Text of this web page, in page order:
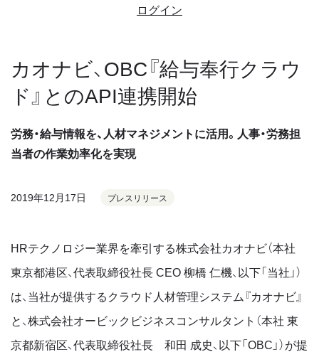
ログイン
カオナビ、OBC『給与奉行クラウ
ド』とのAPI連携開始
労務・給与情報を、人材マネジメントに活用。人事・労務担
当者の作業効率化を実現
2019年12月17日 プレスリリース
HRテクノロジー業界を牽引する株式会社カオナビ（本社
東京都港区、代表取締役社長 CEO 柳橋 仁機、以下「当社」）
は、当社が提供するクラウド人材管理システム『カオナビ』
と、株式会社オービックビジネスコンサルタント（本社 東
京都新宿区、代表取締役社長 和田 成史、以下「OBC」）が提